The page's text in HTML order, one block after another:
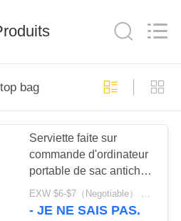
bag
Serviette faite sur
commande d'ordinateur
portable de sac antichoc
léger d'ordinateur
portable d'ODM d'OEM
EXW $6-$7（Negotiable） MOQ:1 mètre pour des actions ; 2000 mètres pour la personnalisation
- JE NE SAIS PAS.